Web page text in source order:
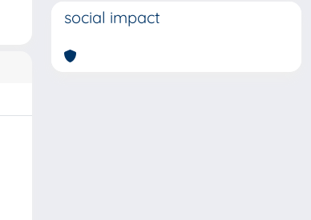
social impact